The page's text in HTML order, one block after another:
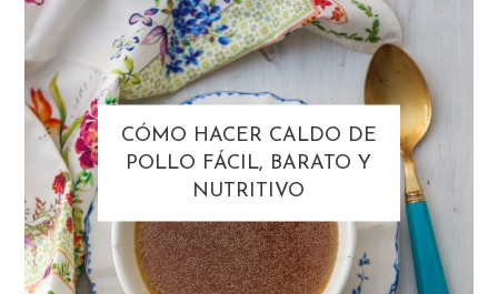
CÓMO HACER CALDO DE
POLLO FÁCIL, BARATO Y
NUTRITIVO